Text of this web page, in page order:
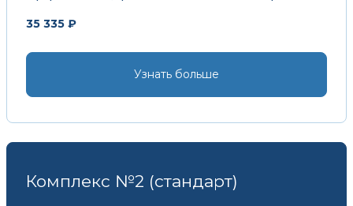
35 335 ₽
Узнать больше
Комплекс №2 (стандарт)